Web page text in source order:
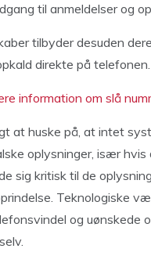
til anmeldelser og
tilbyder desuden
direkte på telefonen.
information om slå
at huske på, at intet
oplysninger, især hvis
sig kritisk til de
Teknologiske
og uønskede